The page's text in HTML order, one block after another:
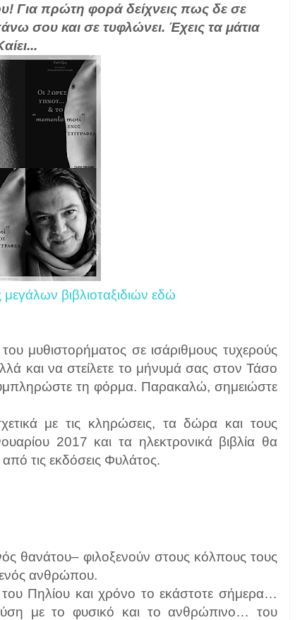
Για πρώτη φορά δείχνεις πως δε σε
σου και σε τυφλώνει. Έχεις τα μάτια
μεγάλων βιβλιοταξιδιών εδώ
μυθιστορήματος σε ισάριθμους τυχερούς
και να στείλετε το μήνυμά σας στον Τάσο
τη φόρμα. Παρακαλώ, σημειώστε
με τις κληρώσεις, τα δώρα και τους
2017 και τα ηλεκτρονικά βιβλία θα
τις εκδόσεις Φυλάτος.
θανάτου– φιλοξενούν στους κόλπους τους
ενός ανθρώπου.
Πηλίου και χρόνο το εκάστοτε σήμερα…
με το φυσικό και το ανθρώπινο… του